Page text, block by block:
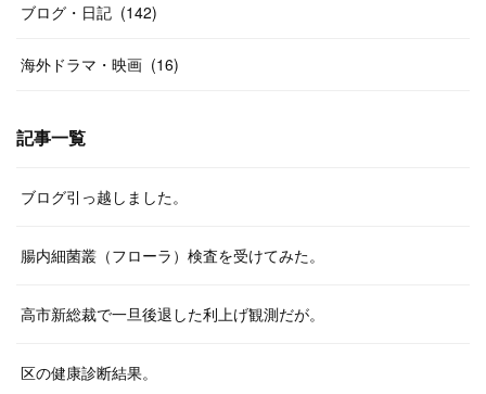
ブログ・日記 (142)
海外ドラマ・映画 (16)
記事一覧
ブログ引っ越しました。
腸内細菌叢（フローラ）検査を受けてみた。
高市新総裁で一旦後退した利上げ観測だが。
区の健康診断結果。